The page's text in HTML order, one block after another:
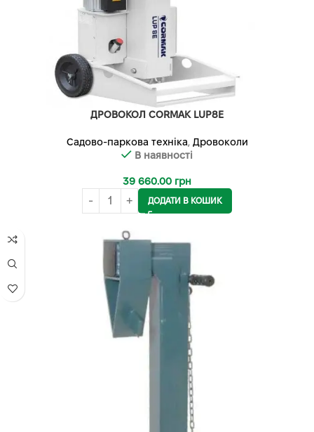
ДРОВОКОЛ CORMAK LUP8E
Садово-паркова техніка, Дровоколи
В наявності
39 660.00 грн
ДОДАТИ В КОШИК